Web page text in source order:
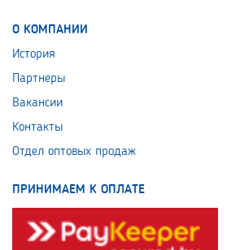
О КОМПАНИИ
История
Партнеры
Вакансии
Контакты
Отдел оптовых продаж
ПРИНИМАЕМ К ОПЛАТЕ